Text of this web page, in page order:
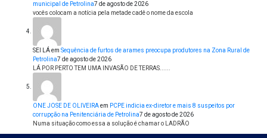
municipal de Petrolina7 de agosto de 2026
vocês colocam a notícia pela metade cadê o nome da escola
SEI LÁem Sequência de furtos de arames preocupa produtores na Zona Rural de
Petrolina7 de agosto de 2026
LÁ POR PERTO TEM UMA INVASÃO DE TERRAS......
ONE JOSE DE OLIVEIRAem PCPE indicia ex-diretor e mais 8 suspeitos por
corrupção na Penitenciária de Petrolina7 de agosto de 2026
Numa situação como essa a solução é chamar o LADRÃO